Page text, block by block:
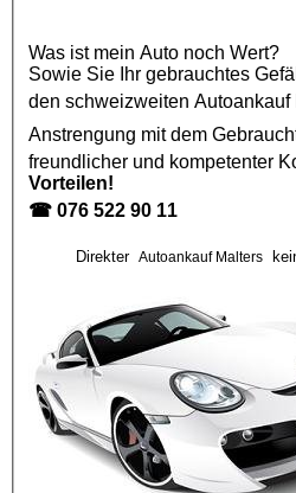
Was ist mein Auto noch Wert?
Sowie Sie Ihr gebrauchtes
den schweizweiten Autoankauf
Anstrengung mit dem
freundlicher und kompetenter
Vorteilen!
☎ 076 522 90 11
Direkter Autoankauf Malters